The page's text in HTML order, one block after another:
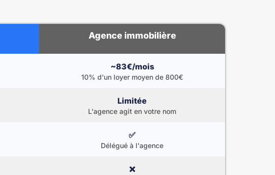
Agence immobilière
~83€/mois
10% d'un loyer moyen de 800€
Limitée
L'agence agit en votre nom
✅
Délégué à l'agence
❌